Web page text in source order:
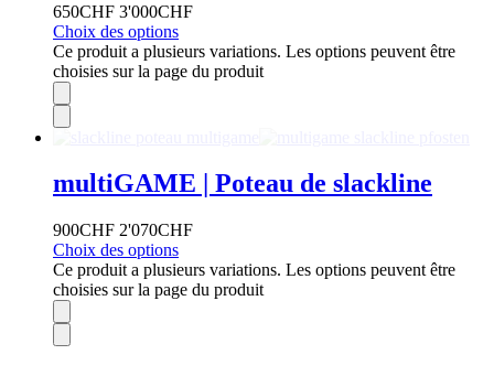
650CHF 3'000CHF
Choix des options
Ce produit a plusieurs variations. Les options peuvent être
choisies sur la page du produit
multiGAME | Poteau de slackline
900CHF 2'070CHF
Choix des options
Ce produit a plusieurs variations. Les options peuvent être
choisies sur la page du produit